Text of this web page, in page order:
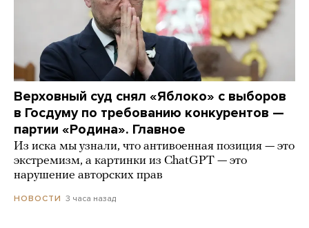
Верховный суд снял «Яблоко» с выборов
в Госдуму по требованию конкурентов —
партии «Родина». Главное
Из иска мы узнали, что антивоенная позиция — это
экстремизм, а картинки из СhatGPT — это
нарушение авторских прав
НОВОСТИ 3 часа назад